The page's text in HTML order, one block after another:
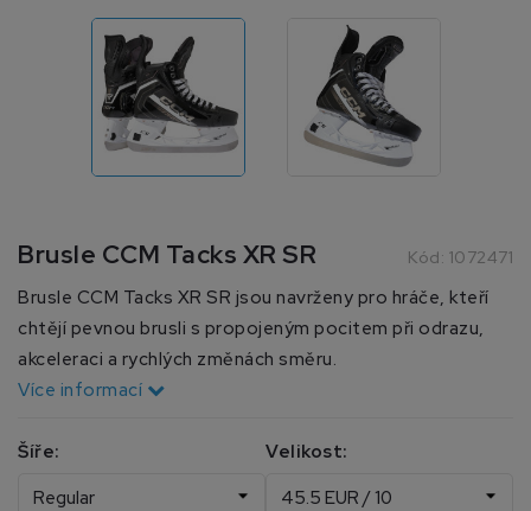
Brusle CCM Tacks XR SR Kód: 1072471
Brusle CCM Tacks XR SR jsou navrženy pro hráče, kteří
chtějí pevnou brusli s propojeným pocitem při odrazu,
akceleraci a rychlých změnách směru.
Více informací
Šíře: Velikost: